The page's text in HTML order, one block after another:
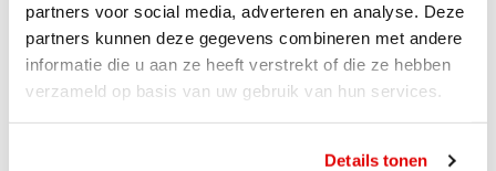
partners voor social media, adverteren en analyse. Deze
partners kunnen deze gegevens combineren met andere
informatie die u aan ze heeft verstrekt of die ze hebben
verzameld op basis van uw gebruik van hun services.
Details tonen
Gereserveerd bedrag na tanken
onbemand station Vakantie...